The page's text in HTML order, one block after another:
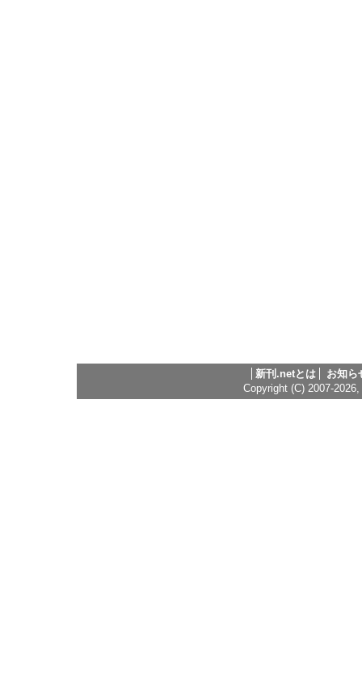
新刊.netとは
お知ら
Copyright (C) 2007-2026,